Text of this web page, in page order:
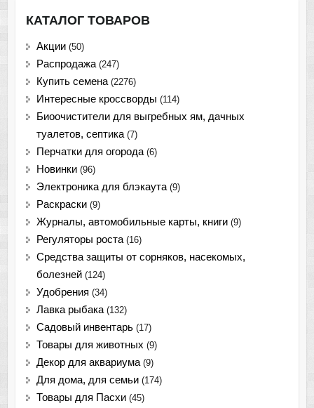
КАТАЛОГ ТОВАРОВ
Акции (50)
Распродажа (247)
Купить семена (2276)
Интересные кроссворды (114)
Биоочистители для выгребных ям, дачных
туалетов, септика (7)
Перчатки для огорода (6)
Новинки (96)
Электроника для блэкаута (9)
Раскраски (9)
Журналы, автомобильные карты, книги (9)
Регуляторы роста (16)
Средства защиты от сорняков, насекомых,
болезней (124)
Удобрения (34)
Лавка рыбака (132)
Садовый инвентарь (17)
Товары для животных (9)
Декор для аквариума (9)
Для дома, для семьи (174)
Товары для Пасхи (45)